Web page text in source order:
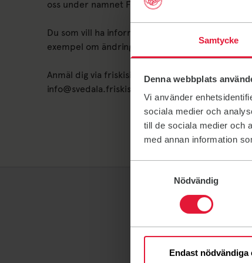
Samtycke
Denna webbplats
Vi använder
sociala medier och
till de sociala medier och
med annan information
Nödvändig
Endast nödvändiga
oss under namnet Friskis&Svettis Svedala.
Du som vill ha information från oss kan anmäla
exempel om ändringar i schemat och
Anmäl dig via
info@svedala.friskissvettis.se.